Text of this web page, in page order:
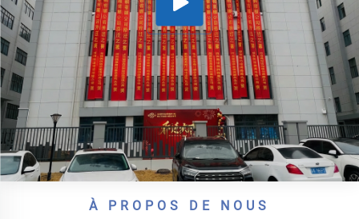
À PROPOS DE NOUS